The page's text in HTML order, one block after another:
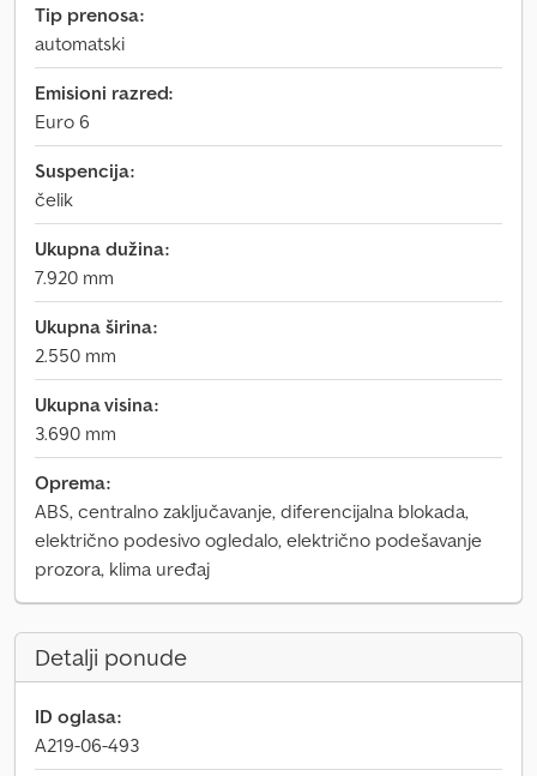
Tip prenosa:
automatski
Emisioni razred:
Euro 6
Suspencija:
čelik
Ukupna dužina:
7.920 mm
Ukupna širina:
2.550 mm
Ukupna visina:
3.690 mm
Oprema:
ABS, centralno zaključavanje, diferencijalna blokada,
električno podesivo ogledalo, električno podešavanje
prozora, klima uređaj
Detalji ponude
ID oglasa:
A219-06-493